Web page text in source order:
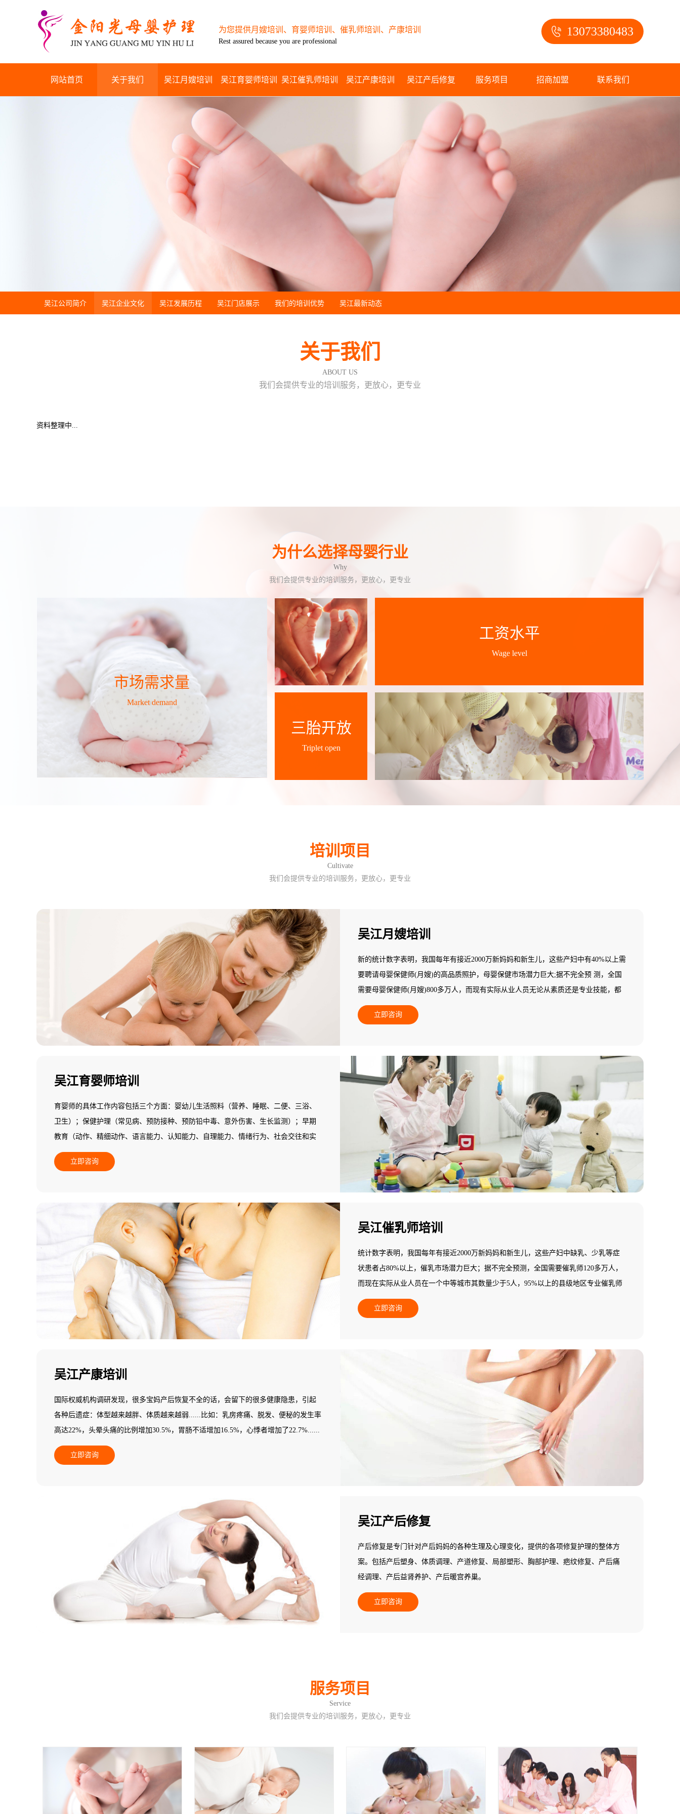
为您提供月嫂培训、育婴师培训、催乳师培训、产康培训
Rest assured because you are professional
13073380483
网站首页 关于我们 吴江月嫂培训 吴江育婴师培训 吴江催乳师培训 吴江产康培训 吴江产后修复 服务项目 招商加盟 联系我们
吴江公司简介 吴江企业文化 吴江发展历程 吴江门店展示 我们的培训优势 吴江最新动态
关于我们
ABOUT US
我们会提供专业的培训服务，更放心，更专业
资料整理中...
为什么选择母婴行业
Why
我们会提供专业的培训服务，更放心，更专业
市场需求量
Market demand
工资水平
Wage level
三胎开放
Triplet open
培训项目
Cultivate
我们会提供专业的培训服务，更放心，更专业
吴江月嫂培训
新的统计数字表明，我国每年有接近2000万新妈妈和新生儿，这些产妇中有40%以上需
要聘请母婴保健师(月嫂)的高品质照护，母婴保健市场潜力巨大;据不完全预 测，全国
需要母婴保健师(月嫂)800多万人，而现有实际从业人员无论从素质还是专业技能，都
不能满足新妈妈为追求心身保健而指导与服务的高端需求;在一个中等城市其数量少于5
人，95%以上的县级地区专业母婴保健师(月嫂)数量基本为零，全国母婴保健市场一片
立即咨询
吴江育婴师培训
育婴师的具体工作内容包括三个方面：婴幼儿生活照料（营养、睡眠、二便、三浴、
卫生）；保健护理（常见病、预防接种、预防铅中毒、意外伤害、生长监测）；早期
教育（动作、精细动作、语言能力、认知能力、自理能力、情绪行为、社会交往和实
施个别化教学）。
立即咨询
吴江催乳师培训
统计数字表明，我国每年有接近2000万新妈妈和新生儿，这些产妇中缺乳、少乳等症
状患者占80%以上，催乳市场潜力巨大；据不完全预测，全国需要催乳师120多万人，
而现在实际从业人员在一个中等城市其数量少于5人，95%以上的县级地区专业催乳师
数量基本为零，全国催乳市场一片空白，专业催乳师缺乏，市场需求十分巨大，行业
发展后劲无穷，是个朝阳产业！
立即咨询
吴江产康培训
国际权威机构调研发现，很多宝妈产后恢复不全的话，会留下的很多健康隐患，引起
各种后遗症：体型越来越胖、体质越来越弱......比如：乳房疼痛、脱发、便秘的发生率
高达22%，头晕头痛的比例增加30.5%，胃肠不适增加16.5%，心悸者增加了22.7%......
更多的产后妈妈会发现自己阴道松弛、腰背痛、骨盆痛，甚至还漏尿...... 据统计，三
孩政策将使全国每年增加1800万产妇，其中有33.3%会选择产后恢复消费。每个产妇平
关专业知识，不知道如何做产后康复训练，所以，需要专业的产后康复师来协助。
立即咨询
吴江产后修复
产后修复是专门针对产后妈妈的各种生理及心理变化，提供的各项修复护理的整体方
案。包括产后塑身、体质调理、产道修复、局部塑形、胸部护理、疤纹修复、产后痛
经调理、产后益肾养护、产后暖宫养巢。
立即咨询
服务项目
Service
我们会提供专业的培训服务，更放心，更专业